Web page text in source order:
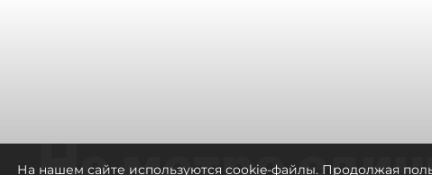
На нашем сайте используются cookie-файлы. Продолжая